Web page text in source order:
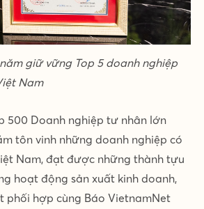
giữ vững Top 5 doanh nghiệp
Nam
500 Doanh nghiệp tư nhân lớn
tôn vinh những doanh nghiệp có
Nam, đạt được những thành tựu
hoạt động sản xuất kinh doanh,
phối hợp cùng Báo VietnamNet